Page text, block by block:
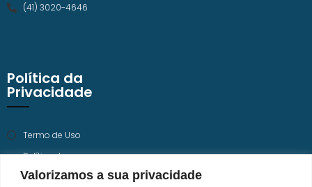
Valorizamos a sua privacidade
Política da
Privacidade
Termo de Uso
Política de
Privacidade
(41) 3020-4646